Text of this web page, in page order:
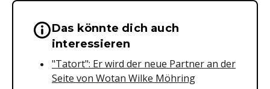
Wichtige Hinweise &
Das könnte dich auch
interessieren
"Tatort": Er wird der neue Partner an der
Seite von Wotan Wilke Möhring